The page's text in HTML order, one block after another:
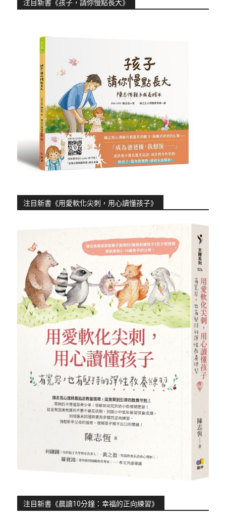
注目新書《孩子，請你慢點長大》
注目新書《用愛軟化尖刺，用心讀懂孩子》
注目新書《晨讀10分鐘：幸福的正向練習》